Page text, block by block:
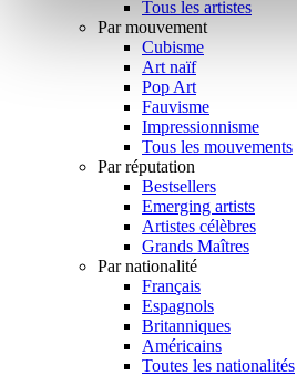
Tous les artistes
Par mouvement
Cubisme
Art naïf
Pop Art
Fauvisme
Impressionnisme
Tous les mouvements
Par réputation
Bestsellers
Emerging artists
Artistes célèbres
Grands Maîtres
Par nationalité
Français
Espagnols
Britanniques
Américains
Toutes les nationalités